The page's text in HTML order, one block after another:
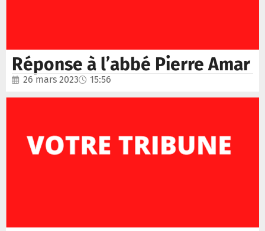
Réponse à l’abbé Pierre Amar
26 mars 2023 15:56